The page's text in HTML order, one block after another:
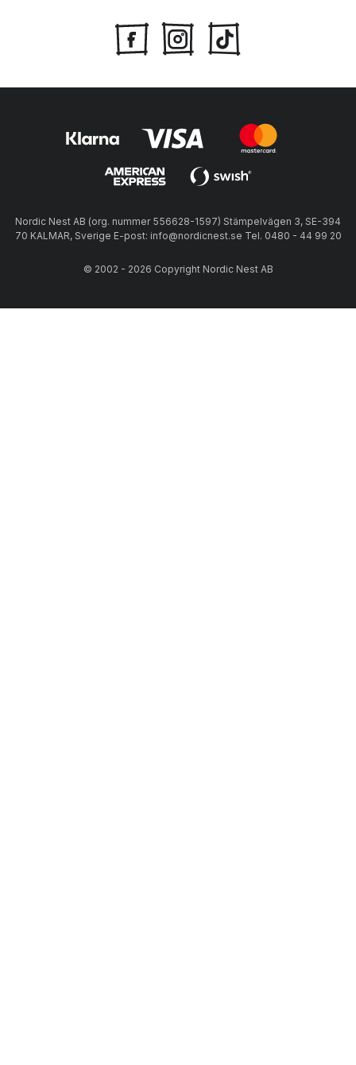
Nordic Nest AB (org. nummer 556628-1597) Stämpelvägen 3, SE-394
70 KALMAR, Sverige E-post: info@nordicnest.se Tel. 0480 - 44 99 20
© 2002 - 2026 Copyright Nordic Nest AB